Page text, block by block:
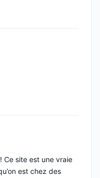
Ce site est une vraie
est chez des